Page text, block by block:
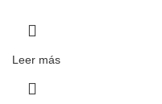
Leer más